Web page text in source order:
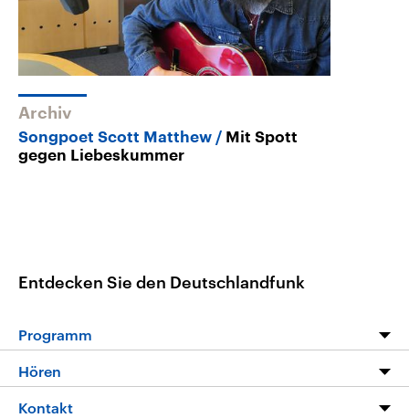
Archiv
Songpoet Scott Matthew
Mit Spott
gegen Liebeskummer
Entdecken Sie den Deutschlandfunk
Programm
Programm
Hören
Livestream
Kontakt